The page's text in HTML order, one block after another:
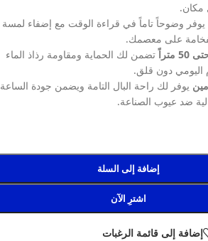
مكان.
يوفر وضوحاً تاماً في قراءة الوقت مع إضفاء لمسة
على معصمك.
تضمن لك الحماية ومقاومة رذاذ الماء
اليومي دون قلق.
يوفر لك راحة البال التامة ويضمن جودة الساعة
ضد عيوب الصناعة.
إضافة إلى السلة
اشترِ الآن
إضافة إلى قائمة الرغبات